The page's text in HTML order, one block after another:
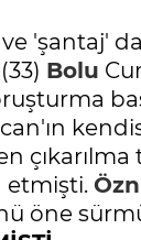
'şantaj'
(33) Bolu
etmişti.
öne